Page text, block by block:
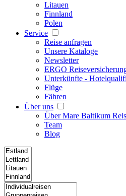
Litauen
Finnland
Polen
Service
Reise anfragen
Unsere Kataloge
Newsletter
ERGO
Unterkünfte -
Flüge
Fähren
Über uns
Über Mare Baltikum
Team
Blog